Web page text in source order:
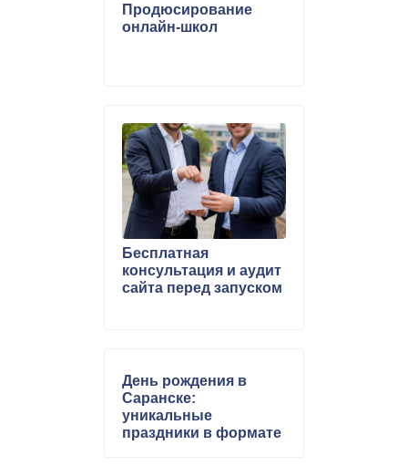
Продюсирование
онлайн-школ
Бесплатная
консультация и аудит
сайта перед запуском
День рождения в
Саранске:
уникальные
праздники в формате